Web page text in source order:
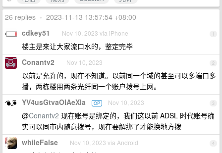
26 replies • 2023-11-13 13:57:54 +08:00
1
cdkey51 Nov 10, 2023 via iPhone
楼主是来让大家流口水的，鉴定完毕
2
Conantv2 Nov 10, 2023
以前是允许的，现在不知道。以前同一个域的甚至可以多端口多
播，两栋楼用两条光纤同一个账户拨号上网。
3
YV4usGtvaOIAeXIa OP Nov 10, 2023
@Conantv2 现在账号是绑定的，我们这以前 ADSL 时代账号确
实可以同市内随意拨号，现在要解绑了才能换地方拨
4
whileFalse Nov 10, 2023 via Android